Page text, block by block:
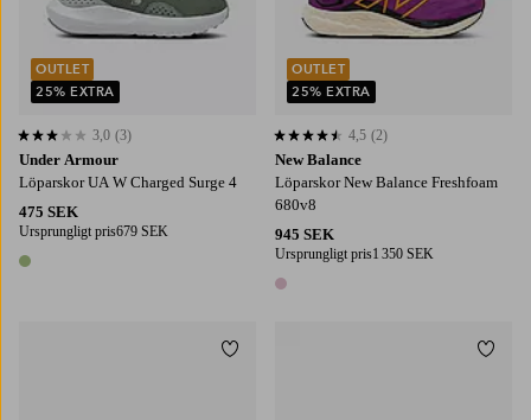
Under Armour
Löparskor UA W Charged Surge 4
475 SEK
Ursprungligt pris679 SEK
1 färg
3,0 baserat på 3 st betyg
3,0 (3)
OUTLET
25% EXTRA
New Balance
Löparskor New Balance Freshfoam
680v8
945 SEK
Ursprungligt pris1 350 SEK
1 färg
4,5 baserat på 2 st betyg
4,5 (2)
OUTLET
25% EXTRA
Lägg till i favoriter